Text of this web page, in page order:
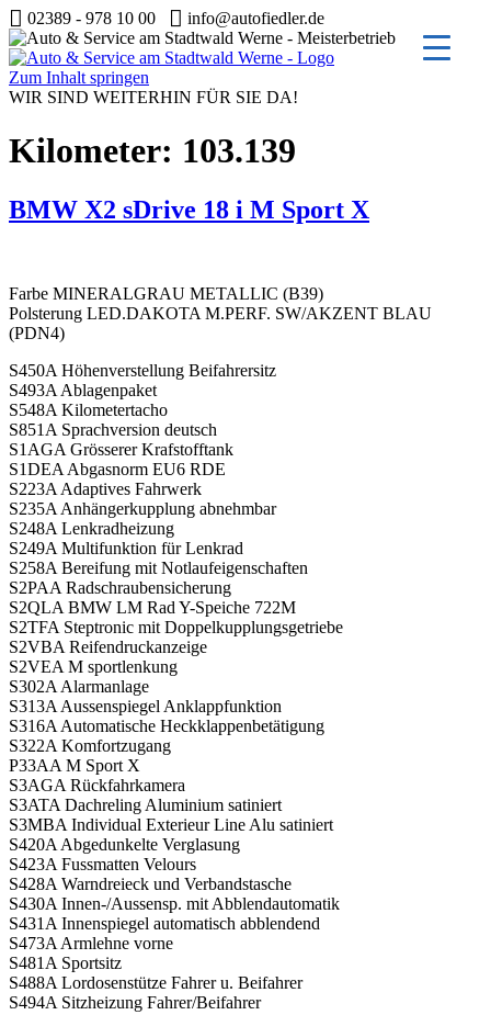
02389 - 978 10 00 info@autofiedler.de
Zum Inhalt springen
WIR SIND WEITERHIN FÜR SIE DA!
Kilometer: 103.139
BMW X2 sDrive 18 i M Sport X
Farbe MINERALGRAU METALLIC (B39)
Polsterung LED.DAKOTA M.PERF. SW/AKZENT BLAU
(PDN4)
S450A Höhenverstellung Beifahrersitz
S493A Ablagenpaket
S548A Kilometertacho
S851A Sprachversion deutsch
S1AGA Grösserer Krafstofftank
S1DEA Abgasnorm EU6 RDE
S223A Adaptives Fahrwerk
S235A Anhängerkupplung abnehmbar
S248A Lenkradheizung
S249A Multifunktion für Lenkrad
S258A Bereifung mit Notlaufeigenschaften
S2PAA Radschraubensicherung
S2QLA BMW LM Rad Y-Speiche 722M
S2TFA Steptronic mit Doppelkupplungsgetriebe
S2VBA Reifendruckanzeige
S2VEA M sportlenkung
S302A Alarmanlage
S313A Aussenspiegel Anklappfunktion
S316A Automatische Heckklappenbetätigung
S322A Komfortzugang
P33AA M Sport X
S3AGA Rückfahrkamera
S3ATA Dachreling Aluminium satiniert
S3MBA Individual Exterieur Line Alu satiniert
S420A Abgedunkelte Verglasung
S423A Fussmatten Velours
S428A Warndreieck und Verbandstasche
S430A Innen-/Aussensp. mit Abblendautomatik
S431A Innenspiegel automatisch abblendend
S473A Armlehne vorne
S481A Sportsitz
S488A Lordosenstütze Fahrer u. Beifahrer
S494A Sitzheizung Fahrer/Beifahrer